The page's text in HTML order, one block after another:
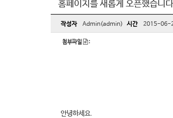
홈페이지를 새롭게 오픈했습니
작성자 Admin(admin) 시간 2015-06-
첨부파일 :
안녕하세요.